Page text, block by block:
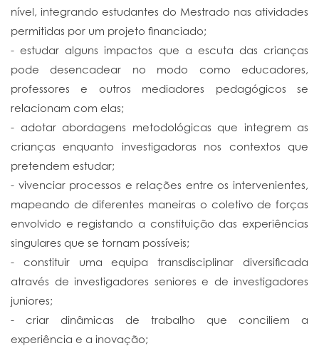
nível, integrando estudantes do Mestrado nas atividades
permitidas por um projeto financiado;
- estudar alguns impactos que a escuta das crianças
pode desencadear no modo como educadores,
professores e outros mediadores pedagógicos se
relacionam com elas;
- adotar abordagens metodológicas que integrem as
crianças enquanto investigadoras nos contextos que
pretendem estudar;
- vivenciar processos e relações entre os intervenientes,
mapeando de diferentes maneiras o coletivo de forças
envolvido e registando a constituição das experiências
singulares que se tornam possíveis;
- constituir uma equipa transdisciplinar diversificada
através de investigadores seniores e de investigadores
juniores;
- criar dinâmicas de trabalho que conciliem a
experiência e a inovação;